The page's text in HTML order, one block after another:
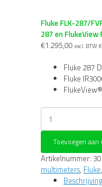
Fluke FLK-287/
287 en
€1.295,00 excl. BTW €
Fluke 287
Fluke
Fluke
FLK-
287/FVF/IR3000
Combinatiekit
van
Fluke
Toevoegen
Artikelnummer:
multimeters, Fluke,
Beschrijving